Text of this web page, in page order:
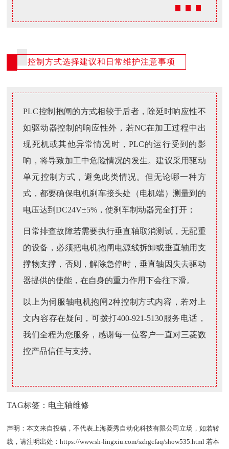
控制方式选择建议和日常维护注意事项
PLC控制抱闸的方式相较于后者，除延时响应性不
如驱动器控制的响应性外，若NC在加工过程中出
现死机或其他异常情况时，PLC的运行受到的影
响，将导致加工中危险情况的发生。建议采用驱动
单元控制方式，避免此类情况。但无论哪一种方
式，都要确保电机刹车接头处（电机端）测量到的
电压达到DC24V±5%，使刹车制动器完全打开；
日常排查故障若需要执行垂直轴取消测试，无配重
的设备，必须把电机抱闸电源线拆卸或垂直轴用支
撑物支撑，否则，解除急停时，垂直轴因失去驱动
器提供的使能，在自身的重力作用下会往下滑。
以上为伺服轴电机抱闸2种控制方式内容，若对上
文内容存在疑问，可拨打400-921-5130服务电话，
我们全程为您服务，感谢每一位客户一直对三菱数
控产品信任与支持。
TAG标签： 电主轴维修
声明：本文来自投稿，不代表上海菱秀自动化科技有限公司立场，如若转
载，请注明出处：https://www.sh-lingxiu.com/szhgcfaq/show535.html 若本